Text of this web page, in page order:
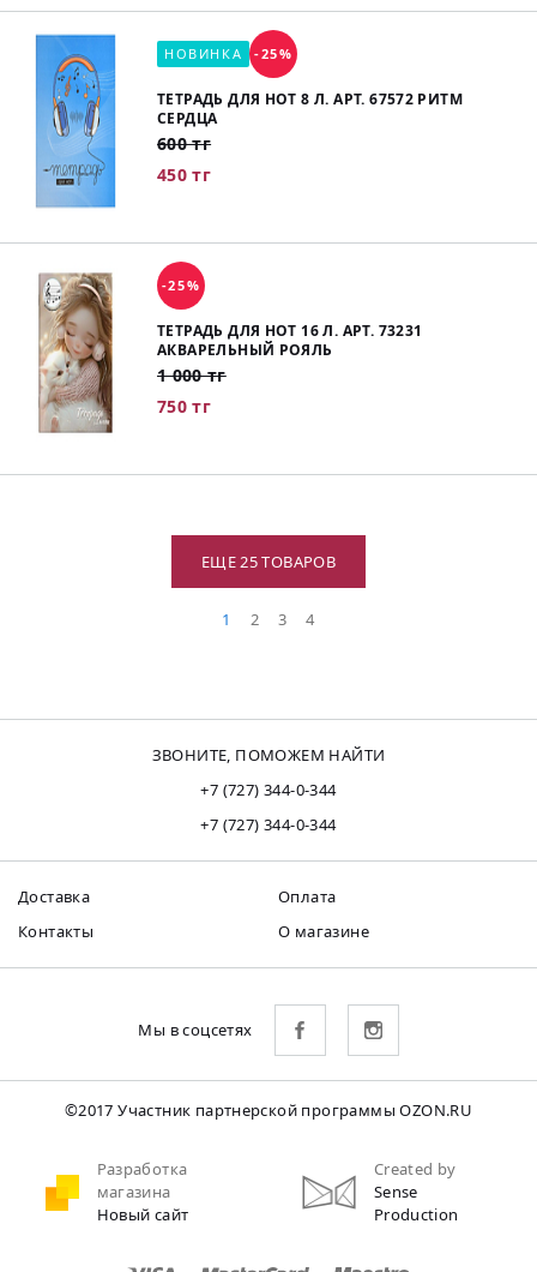
НОВИНКА -25%
ТЕТРАДЬ ДЛЯ НОТ 8 Л. АРТ. 67572 РИТМ
СЕРДЦА
600 тг
450 тг
-25%
ТЕТРАДЬ ДЛЯ НОТ 16 Л. АРТ. 73231
АКВАРЕЛЬНЫЙ РОЯЛЬ
1 000 тг
750 тг
ЕЩЕ 25 ТОВАРОВ
1 2 3 4
ЗВОНИТЕ, ПОМОЖЕМ НАЙТИ
+7 (727) 344-0-344
+7 (727) 344-0-344
Доставка
Оплата
Контакты
О магазине
Мы в соцсетях
©2017 Участник партнерской программы OZON.RU
Разработка
магазина
Новый сайт
Created by
Sense
Production